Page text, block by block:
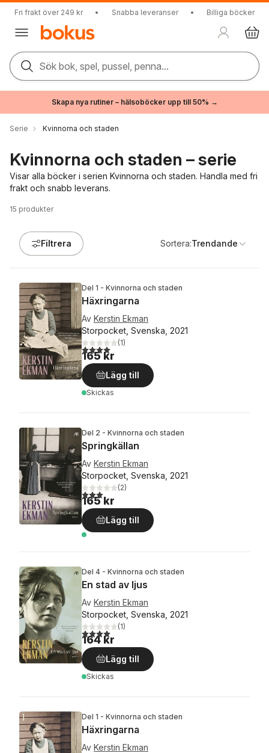
Fri frakt över 249 kr • Snabba leveranser • Billiga böcker
Sök bok, spel, pussel, penna...
Skapa nya rutiner – hälsoböcker upp till 50% →
Serie Kvinnorna och staden
Kvinnorna och staden – serie
Visar alla böcker i serien Kvinnorna och staden. Handla med fri
frakt och snabb leverans.
15 produkter
Filtrera Sortera:Trendande
Del 1 - Kvinnorna och staden
Häxringarna
Av Kerstin Ekman
Storpocket, Svenska, 2021
4,0utav 5 stjärnor. Totalt antal röster:
(1)
165 kr
Lägg till
Skickas
Del 2 - Kvinnorna och staden
Springkällan
Av Kerstin Ekman
Storpocket, Svenska, 2021
3,0utav 5 stjärnor. Totalt antal röster:
(2)
165 kr
Lägg till
Del 4 - Kvinnorna och staden
En stad av ljus
Av Kerstin Ekman
Storpocket, Svenska, 2021
4,0utav 5 stjärnor. Totalt antal röster:
(1)
164 kr
Lägg till
Skickas
Del 1 - Kvinnorna och staden
Häxringarna
Av Kerstin Ekman